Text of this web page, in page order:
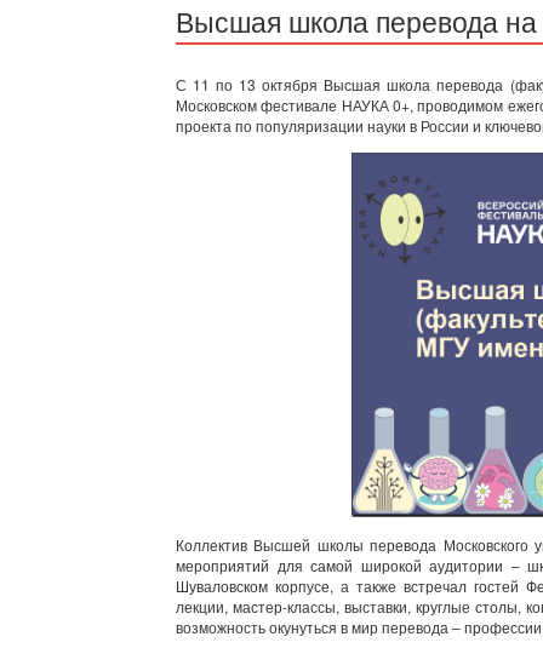
Высшая школа перевода
С 11 по 13 октября Высшая школа перевода
Московском фестивале НАУКА 0+, проводимом
проекта по популяризации науки в России и
Коллектив Высшей школы перевода Московского
мероприятий для самой широкой аудитории –
Шуваловском корпусе, а также встречал гостей
лекции, мастер-классы, выставки, круглые столы,
возможность окунуться в мир перевода –